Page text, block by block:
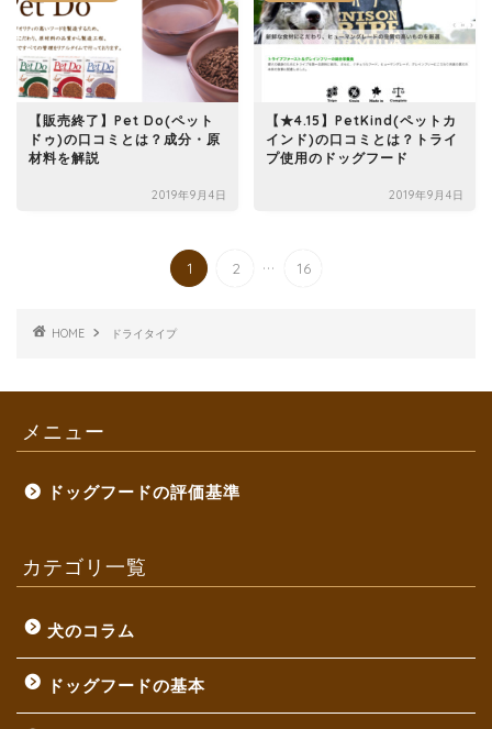
【販売終了】Pet Do(ペット
ドゥ)の口コミとは？成分・原
材料を解説
2019年9月4日
【★4.15】PetKind(ペットカ
インド)の口コミとは？トライ
プ使用のドッグフード
2019年9月4日
1 2 ... 16
HOME ドライタイプ
メニュー
ドッグフードの評価基準
カテゴリ一覧
犬のコラム
ドッグフードの基本